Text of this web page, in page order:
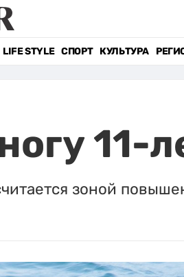
LIFE STYLE СПОРТ КУЛЬТУРА
11-
зоной